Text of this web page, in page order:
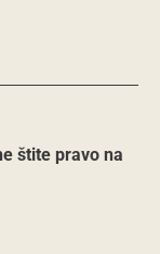
štite pravo na